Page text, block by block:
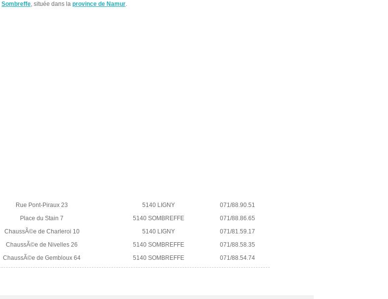
Sombreffe, située dans la province de Namur.
Rue Pont-Piraux 23 5140 LIGNY
071/88.90.51
Place du Stain 7 5140 SOMBREFFE
071/88.86.65
ChaussÃ©e de Charleroi 10 5140 LIGNY
071/81.59.17
ChaussÃ©e de Nivelles 26 5140 SOMBREFFE
071/88.58.35
ChaussÃ©e de Gembloux 64 5140 SOMBREFFE 071/88.54.74